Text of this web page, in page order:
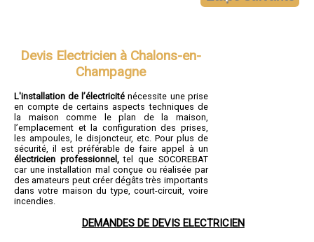
Devis Electricien à Chalons-en-
Champagne
L'installation de l’électricité nécessite une prise
en compte de certains aspects techniques de
la maison comme le plan de la maison,
l’emplacement et la configuration des prises,
les ampoules, le disjoncteur, etc. Pour plus de
sécurité, il est préférable de faire appel à un
électricien professionnel,tel que SOCOREBAT
car une installation mal conçue ou réalisée par
des amateurs peut créer dégâts très importants
dans votre maison du type, court-circuit, voire
incendies.
DEMANDES DE DEVIS ELECTRICIEN